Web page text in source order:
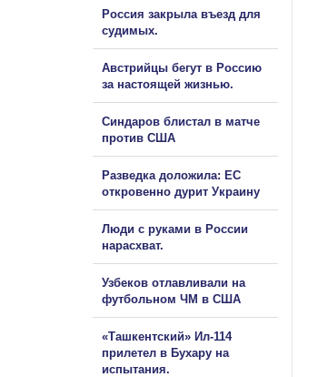
Россия закрыла въезд для
судимых.
Австрийцы бегут в Россию
за настоящей жизнью.
Синдаров блистал в матче
против США
Разведка доложила: ЕС
откровенно дурит Украину
Люди с руками в России
нарасхват.
Узбеков отлавливали на
футбольном ЧМ в США
«Ташкентский» Ил-114
прилетел в Бухару на
испытания.